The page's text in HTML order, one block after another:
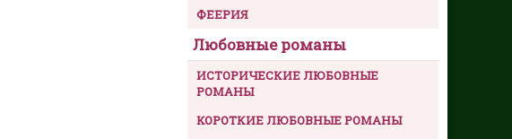
ФЕЕРИЯ
Любовные романы
ИСТОРИЧЕСКИЕ ЛЮБОВНЫЕ
РОМАНЫ
КОРОТКИЕ ЛЮБОВНЫЕ РОМАНЫ